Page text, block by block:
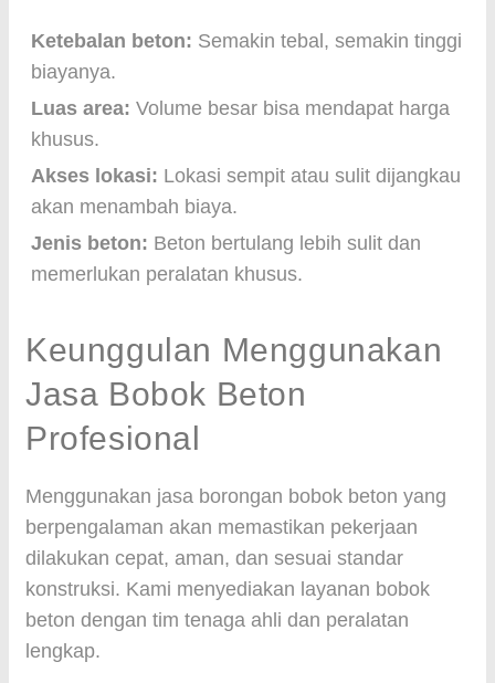
Ketebalan beton: Semakin tebal, semakin tinggi
biayanya.
Luas area: Volume besar bisa mendapat harga
khusus.
Akses lokasi: Lokasi sempit atau sulit dijangkau
akan menambah biaya.
Jenis beton: Beton bertulang lebih sulit dan
memerlukan peralatan khusus.
Keunggulan Menggunakan
Jasa Bobok Beton
Profesional
Menggunakan jasa borongan bobok beton yang
berpengalaman akan memastikan pekerjaan
dilakukan cepat, aman, dan sesuai standar
konstruksi. Kami menyediakan layanan bobok
beton dengan tim tenaga ahli dan peralatan
lengkap.